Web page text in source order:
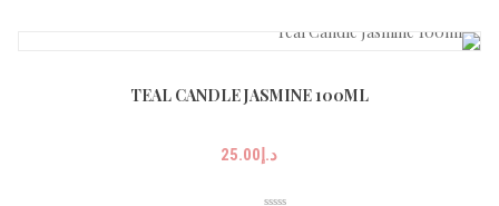
TEAL CANDLE JASMINE 100ML
د.إ25.00